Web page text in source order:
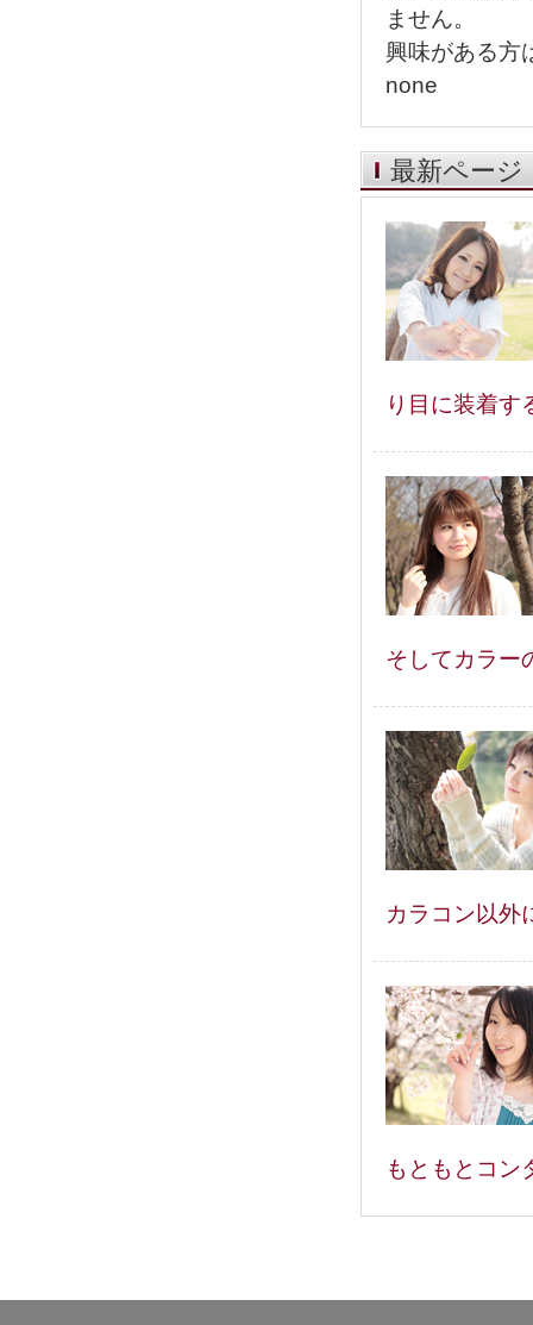
ません。
興味がある方
none
最新ページ
り目に装着す
そしてカラー
カラコン以外
もともとコン